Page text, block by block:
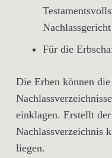
Für die
Die Erben können
einklagen. Erstellt
Nachlassverzeichnis
liegen.